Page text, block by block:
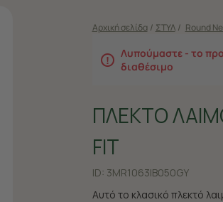
Αρχική σελίδα / ΣΤΥΛ / Round
Λυπούμαστε - το
διαθέσιμο
ΠΛΕΚΤΟ
FIT
ID: 3MR1063|B050GY
Αυτό το κλασικό πλεκτό